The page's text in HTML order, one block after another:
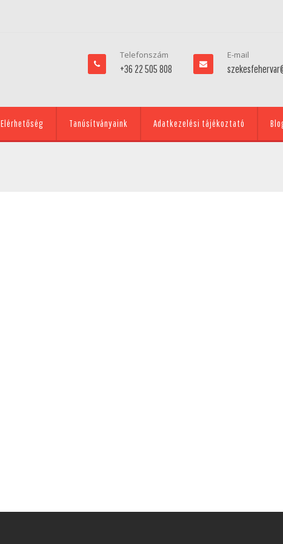
Telefonszám
+36 22 505 808
E-mail
Elérhetőség Tanúsítványaink Adatkezelési tájékoztató